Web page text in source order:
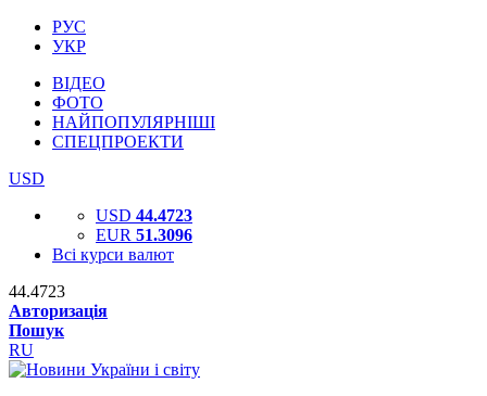
РУС
УКР
ВІДЕО
ФОТО
НАЙПОПУЛЯРНІШІ
СПЕЦПРОЕКТИ
USD
USD 44.4723
EUR 51.3096
Всі курси валют
44.4723
Авторизація
Пошук
RU